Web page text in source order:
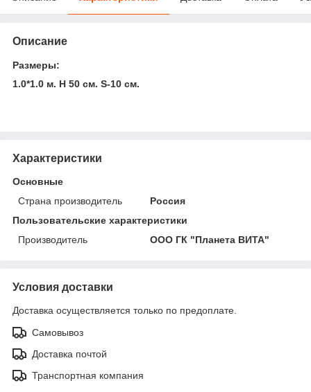
Описание
Размеры:
1.0*1.0 м. H 50 см. S-10 см.
Характеристики
Основные
Страна производитель
Россия
Пользовательские характеристики
Производитель
ООО ГК "Планета ВИТА"
Условия доставки
Доставка осуществляется только по предоплате.
Самовывоз
Доставка почтой
Транспортная компания